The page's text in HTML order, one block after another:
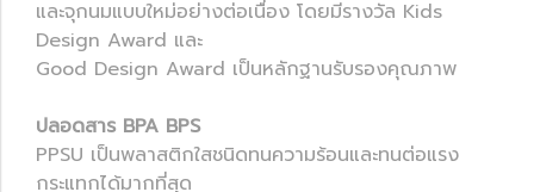
และจุกนมแบบใหม่อย่างต่อเนื่อง โดยมีรางวัล Kids
Design Award และ
Good Design Award เป็นหลักฐานรับรองคุณภาพ
ปลอดสาร BPA BPS
PPSU เป็นพลาสติกใสชนิดทนความร้อนและทนต่อแรง
กระแทกได้มากที่สุด